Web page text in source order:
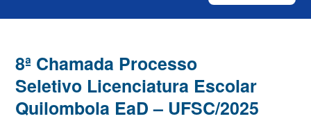
8ª Chamada Processo
Seletivo Licenciatura Escolar
Quilombola EaD – UFSC/2025